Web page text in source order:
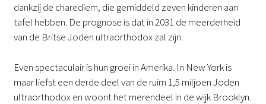
dankzij de charediem, die gemiddeld zeven kinderen aan
tafel hebben. De prognose is dat in 2031 de meerderheid
van de Britse Joden ultraorthodox zal zijn.
Even spectaculair is hun groei in Amerika. In New York is
maar liefst een derde deel van de ruim 1,5 miljoen Joden
ultraorthodox en woont het merendeel in de wijk Brooklyn.